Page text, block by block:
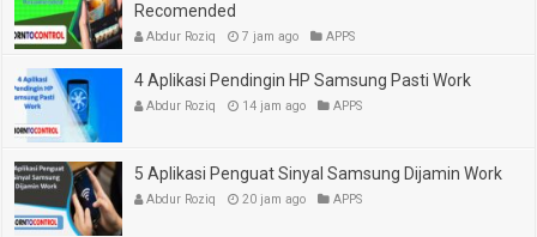
Recomended
Abdur Roziq 7 jam ago APPS
4 Aplikasi Pendingin HP Samsung Pasti Work
Abdur Roziq 14 jam ago APPS
5 Aplikasi Penguat Sinyal Samsung Dijamin Work
Abdur Roziq 20 jam ago APPS